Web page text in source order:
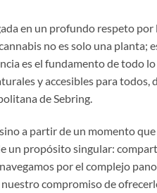
en un profundo respeto
no es solo una
es el fundamento de todo
y accesibles para todos,
de Sebring.
a partir de un momento
un propósito singular:
por el complejo
compromiso de